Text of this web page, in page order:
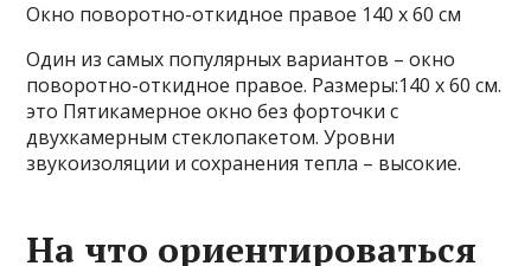
Окно поворотно-откидное правое 140 х 60 см
Один из самых популярных вариантов – окно
поворотно-откидное правое. Размеры:140 х 60 см.
это Пятикамерное окно без форточки с
двухкамерным стеклопакетом. Уровни
звукоизоляции и сохранения тепла – высокие.
На что ориентироваться